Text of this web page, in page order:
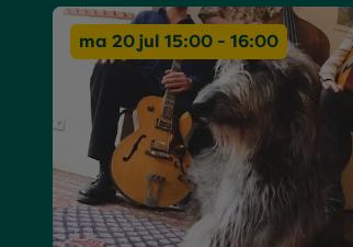
ma 20 jul 15:00 - 16:00